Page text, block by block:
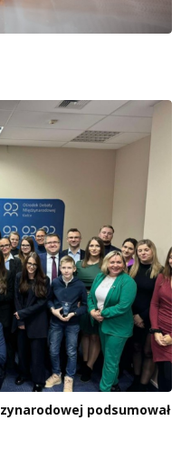
podsumował